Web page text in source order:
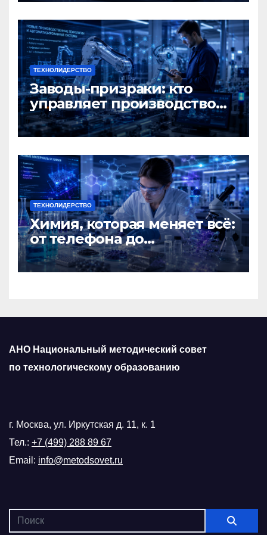
ТЕХНОЛИДЕРСТВО
Заводы-призраки: кто
управляет производством
будущего?
ТЕХНОЛИДЕРСТВО
Химия, которая меняет всё:
от телефона до
космического корабля
АНО Национальный методический совет
по технологическому образованию
г. Москва, ул. Иркутская д. 11, к. 1
Тел.: +7 (499) 288 89 67
Email: info@metodsovet.ru